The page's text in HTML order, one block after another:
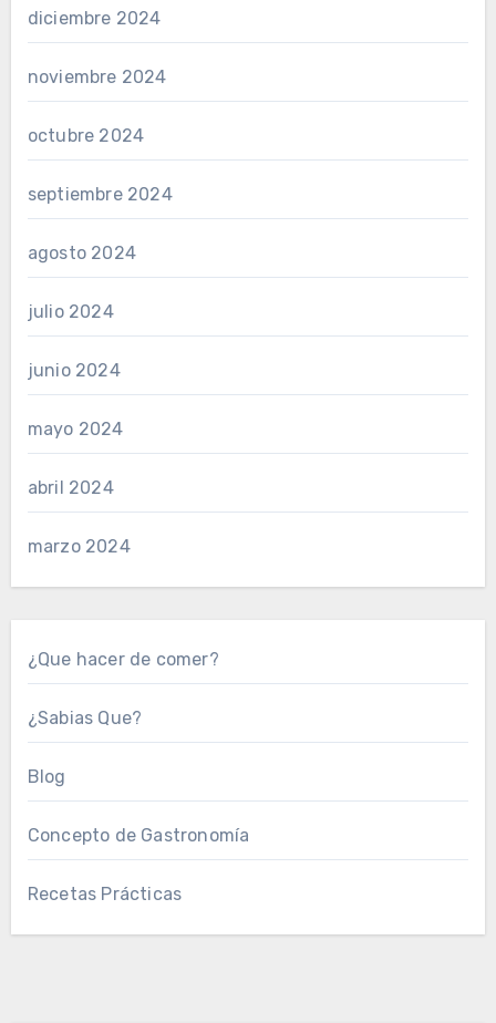
diciembre 2024
noviembre 2024
octubre 2024
septiembre 2024
agosto 2024
julio 2024
junio 2024
mayo 2024
abril 2024
marzo 2024
¿Que hacer de comer?
¿Sabias Que?
Blog
Concepto de Gastronomía
Recetas Prácticas